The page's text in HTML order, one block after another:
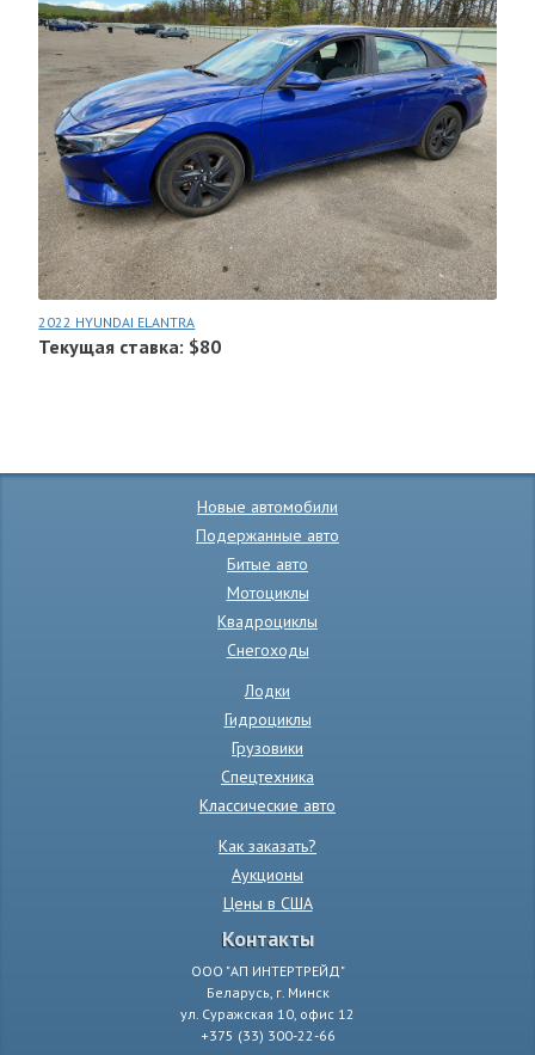
2022 HYUNDAI ELANTRA
Текущая ставка: $80
Новые автомобили
Подержанные авто
Битые авто
Мотоциклы
Квадроциклы
Снегоходы
Лодки
Гидроциклы
Грузовики
Спецтехника
Классические авто
Как заказать?
Аукционы
Цены в США
Контакты
ООО "АП ИНТЕРТРЕЙД"
Беларусь, г. Минск
ул. Суражская 10, офис 12
+375 (33) 300-22-66